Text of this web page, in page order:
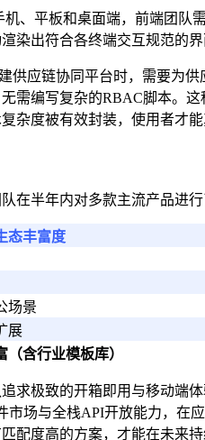
、平板和桌面端，前端团
染出符合各终端交互规范的界
供应链协同平台时，需要为
需编写复杂的RBAC脚本。
杂度被有效封装，使用者才
在半年内对多款主流产品进
态丰富度
场景
展
（含行业模板库）
极致的开箱即用与移动端
市场与全栈API开放能力，在
配度高的方案，才能在未来持